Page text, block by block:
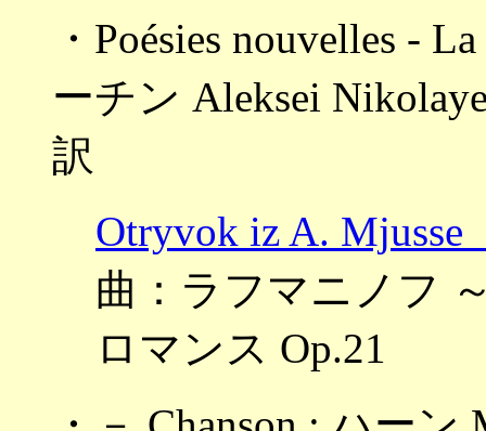
・Poésies nouvelles -
ーチン Aleksei
訳
Otryvok iz A.
曲：ラフマニノフ
ロマンス Op.21